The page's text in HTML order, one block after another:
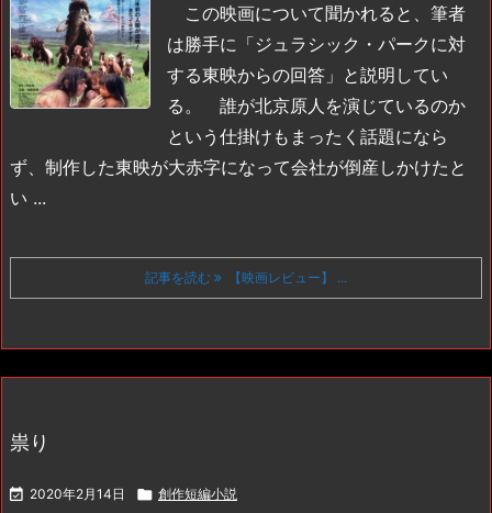
この映画について聞かれると、筆者
は勝手に「ジュラシック・パークに対
する東映からの回答」と説明してい
る。
誰が北京原人を演じているのか
という仕掛けもまったく話題になら
ず、制作した東映が大赤字になって会社が倒産しかけたと
い ...
記事を読む 【映画レビュー】 ...
祟り
 2020年2月14日  創作短編小説